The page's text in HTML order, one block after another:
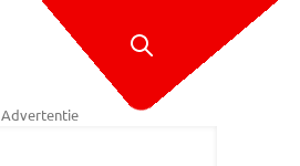
Advertentie